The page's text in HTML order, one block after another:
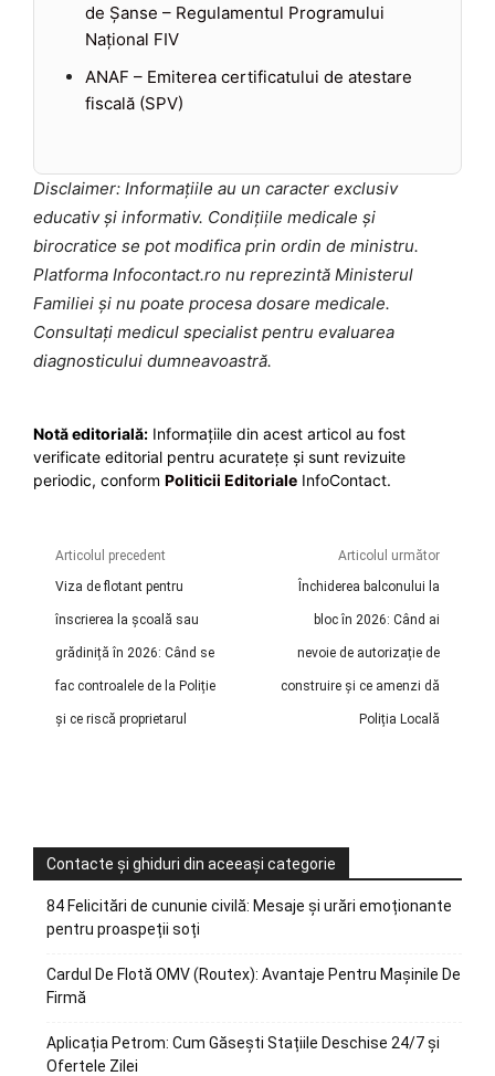
de Șanse – Regulamentul Programului
Național FIV
ANAF – Emiterea certificatului de atestare
fiscală (SPV)
Disclaimer: Informațiile au un caracter exclusiv
educativ și informativ. Condițiile medicale și
birocratice se pot modifica prin ordin de ministru.
Platforma Infocontact.ro nu reprezintă Ministerul
Familiei și nu poate procesa dosare medicale.
Consultați medicul specialist pentru evaluarea
diagnosticului dumneavoastră.
Notă editorială: Informațiile din acest articol au fost
verificate editorial pentru acuratețe și sunt revizuite
periodic, conform Politicii Editoriale InfoContact.
Articolul precedent
Viza de flotant pentru
înscrierea la școală sau
grădiniță în 2026: Când se
fac controalele de la Poliție
și ce riscă proprietarul
Articolul următor
Închiderea balconului la
bloc în 2026: Când ai
nevoie de autorizație de
construire și ce amenzi dă
Poliția Locală
Contacte și ghiduri din aceeași categorie
84 Felicitări de cununie civilă: Mesaje și urări emoționante
pentru proaspeții soți
Cardul De Flotă OMV (Routex): Avantaje Pentru Mașinile De
Firmă
Aplicația Petrom: Cum Găsești Stațiile Deschise 24/7 și
Ofertele Zilei